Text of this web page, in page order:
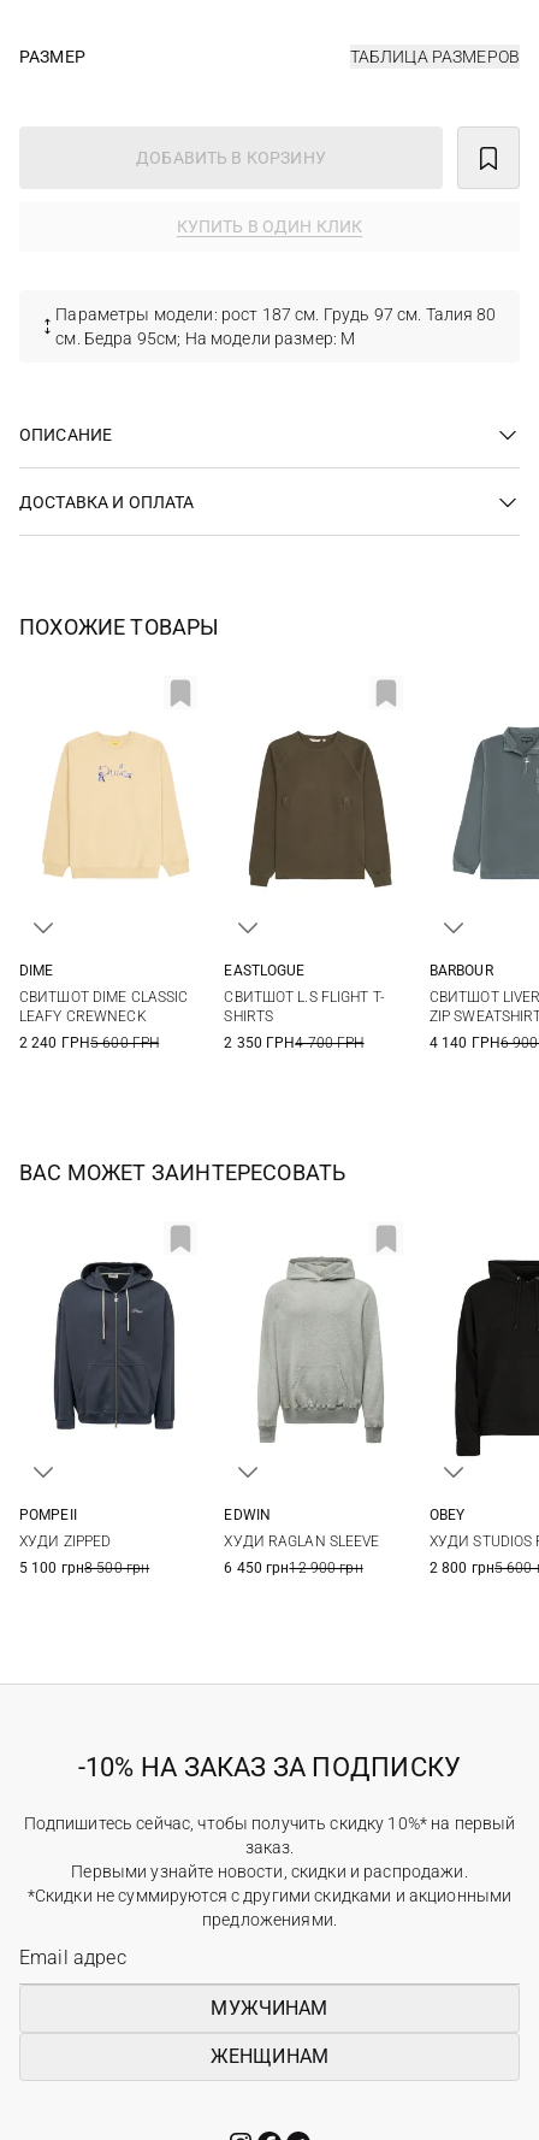
РАЗМЕР ТАБЛИЦА РАЗМЕРОВ
ДОБАВИТЬ В КОРЗИНУ
КУПИТЬ В ОДИН КЛИК
Параметры модели: рост 187 см. Грудь 97 см. Талия 80
см. Бедра 95см; На модели размер: М
ОПИСАНИЕ
ДОСТАВКА И ОПЛАТА
ПОХОЖИЕ ТОВАРЫ
DIME
СВИТШОТ DIME CLASSIC
LEAFY CREWNECK
2 240 ГРН5 600 ГРН
EASTLOGUE
СВИТШОТ L.S FLIGHT T-
SHIRTS
2 350 ГРН4 700 ГРН
3XL
BARBOUR
СВИТШОТ
ZIP
4 140 ГРН6
ВАС МОЖЕТ ЗАИНТЕРЕСОВАТЬ
POMPEII
ХУДИ ZIPPED
5 100 грн8 500 грн
EDWIN
ХУДИ RAGLAN SLEEVE
6 450 грн12 900 грн
OBEY
ХУДИ STUDIOS
2 800 грн5 600
-10% НА ЗАКАЗ ЗА ПОДПИСКУ
Подпишитесь сейчас, чтобы получить скидку 10%* на первый
заказ.
Первыми узнайте новости, скидки и распродажи.
*Скидки не суммируются с другими скидками и акционными
предложениями.
МУЖЧИНАМ
ЖЕНЩИНАМ